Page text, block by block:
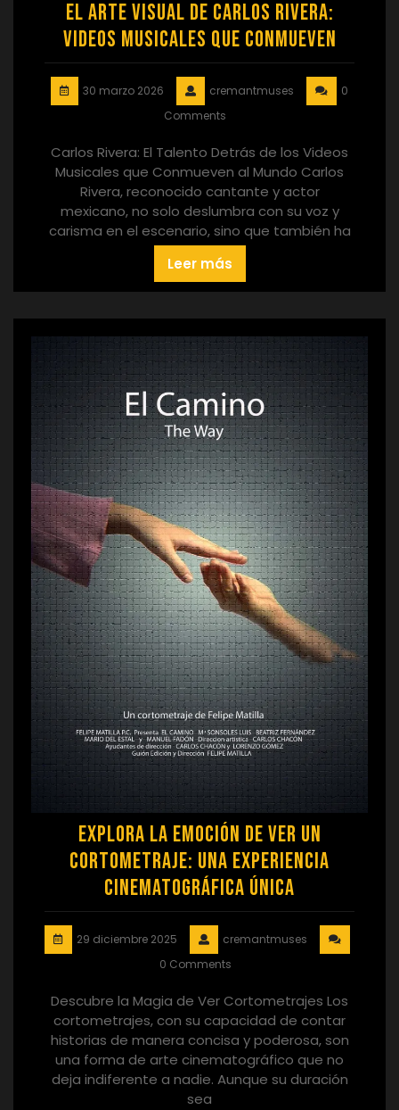
El Arte Visual de Carlos Rivera:
Videos Musicales que Conmueven
30 marzo 2026 cremantmuses
0
Comments
Carlos Rivera: El Talento Detrás de los Videos
Musicales que Conmueven al Mundo Carlos
Rivera, reconocido cantante y actor
mexicano, no solo deslumbra con su voz y
carisma en el escenario, sino que también ha
Leer más
Explora la Emoción de Ver un
Cortometraje: Una Experiencia
Cinematográfica Única
29 diciembre 2025
cremantmuses
0 Comments
Descubre la Magia de Ver Cortometrajes Los
cortometrajes, con su capacidad de contar
historias de manera concisa y poderosa, son
una forma de arte cinematográfico que no
deja indiferente a nadie. Aunque su duración
sea